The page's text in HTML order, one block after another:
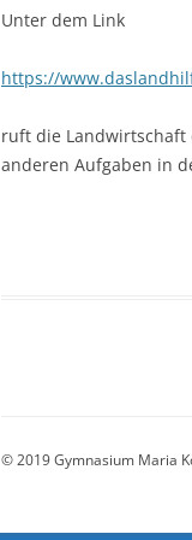
Unter dem Link
https://
ruft die Landwirtschaft
anderen Aufgaben in
© 2019 Gymnasium Maria